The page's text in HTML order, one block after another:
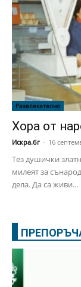
Развлекателно
Хора от
Искра.бг - 16
Тез душички
милеят за
дела. Да са живи...